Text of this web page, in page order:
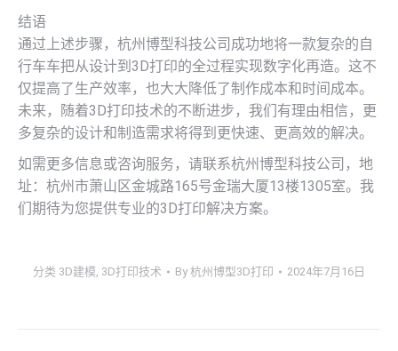
结语
通过上述步骤，杭州博型科技公司成功地将一款复杂的自
行车车把从设计到3D打印的全过程实现数字化再造。这不
仅提高了生产效率，也大大降低了制作成本和时间成本。
未来，随着3D打印技术的不断进步，我们有理由相信，更
多复杂的设计和制造需求将得到更快速、更高效的解决。
如需更多信息或咨询服务，请联系杭州博型科技公司，地
址：杭州市萧山区金城路165号金瑞大厦13楼1305室。我
们期待为您提供专业的3D打印解决方案。
分类 3D建模 3D打印技术 By杭州博型3D打印 2024年7月16日